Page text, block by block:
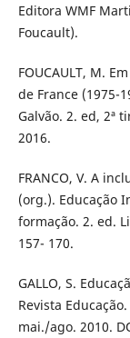
Editora WMF
Foucault).
FOUCAULT, M.
de France (1975-
Galvão. 2. ed, 2ª
2016.
FRANCO, V. A
(org.). Educação
formação. 2. ed.
157- 170.
GALLO, S.
Revista
mai./ago. 2010.